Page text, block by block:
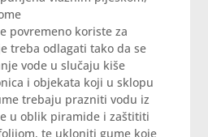
povremeno koriste za
treba odlagati tako da se
vode u slučaju kiše
i objekata koji u sklopu
trebaju prazniti vodu iz
u oblik piramide i zaštititi
te ukloniti gume koje